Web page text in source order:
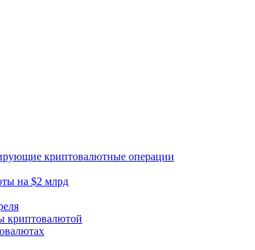
криптовалютные операции
на $2 млрд
криптовалютой